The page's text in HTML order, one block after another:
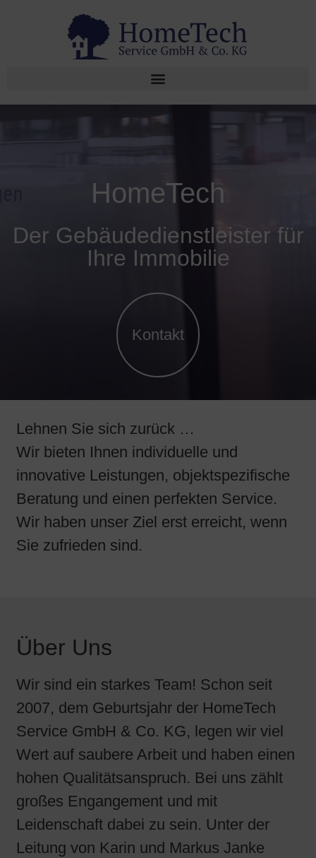
HomeTech
Der Gebäudedienstleister für
Ihre Immobilie
Kontakt
Lehnen Sie sich zurück …
Wir bieten Ihnen individuelle und
innovative Leistungen, objektspezifische
Beratung und einen perfekten Service.
Wir haben unser Ziel erst erreicht, wenn
Sie zufrieden sind.
Über Uns
Wir sind ein starkes Team! Schon seit
2007, dem Geburtsjahr der HomeTech
Service GmbH & Co. KG, legen wir viel
Wert auf saubere Arbeit und haben einen
hohen Qualitätsanspruch. Bei uns zählt
großes Engangement und mit
Leidenschaft dabei zu sein. Unter der
Leitung von Karin und Markus Janke